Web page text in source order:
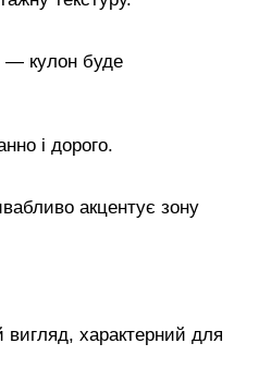
— кулон буде
і дорого.
акцентує зону
вигляд, характерний для